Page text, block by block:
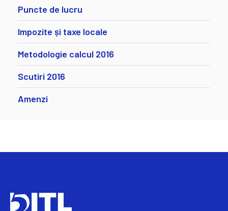
Puncte de lucru
Impozite și taxe locale
Metodologie calcul 2016
Scutiri 2016
Amenzi